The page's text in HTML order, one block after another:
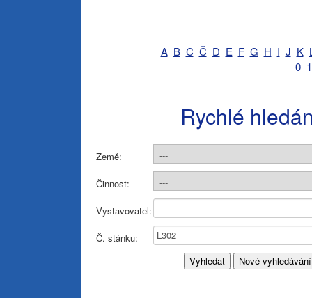
A B C Č D E F G H I J K
0 1
Rychlé
Země:
Činnost:
Vystavovatel:
Č. stánku: